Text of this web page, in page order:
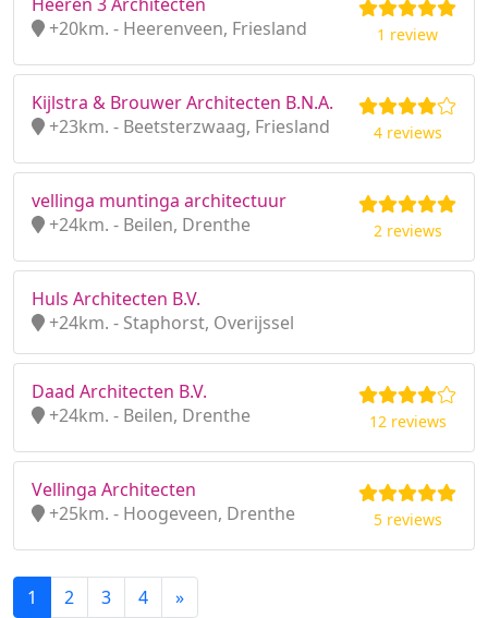
+20km. - Heerenveen, Friesland
1 review
Kijlstra & Brouwer Architecten B.N.A.
+23km. - Beetsterzwaag, Friesland
4 reviews
vellinga muntinga architectuur
+24km. - Beilen, Drenthe
2 reviews
Huls Architecten B.V.
+24km. - Staphorst, Overijssel
Daad Architecten B.V.
+24km. - Beilen, Drenthe
12 reviews
Vellinga Architecten
+25km. - Hoogeveen, Drenthe
5 reviews
1 2 3 4 »